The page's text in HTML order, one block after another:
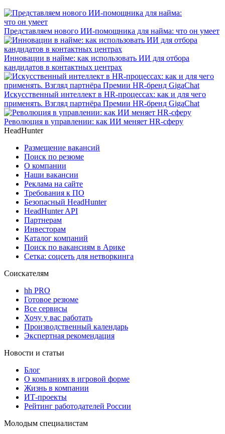
Представляем нового ИИ-помощника для найма: что он умеет
Инновации в найме: как использовать ИИ для отбора
кандидатов в контактных центрах
Искусственный интеллект в HR-процессах: как и для чего
применять. Взгляд партнёра Премии HR-бренд GigaChat
Революция в управлении: как ИИ меняет HR-сферу
HeadHunter
Размещение вакансий
Поиск по резюме
О компании
Наши вакансии
Реклама на сайте
Требования к ПО
Безопасный HeadHunter
HeadHunter API
Партнерам
Инвесторам
Каталог компаний
Поиск по вакансиям в Арике
Сетка: соцсеть для нетворкинга
Соискателям
hh PRO
Готовое резюме
Все сервисы
Хочу у вас работать
Производственный календарь
Экспертная рекомендация
Новости и статьи
Блог
О компаниях в игровой форме
Жизнь в компании
ИТ-проекты
Рейтинг работодателей России
Молодым специалистам